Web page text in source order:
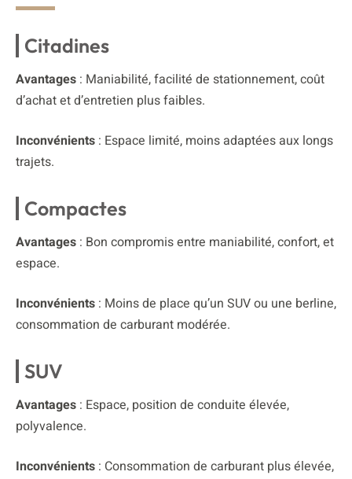
Citadines
Avantages : Maniabilité, facilité de stationnement, coût
d’achat et d’entretien plus faibles.
Inconvénients : Espace limité, moins adaptées aux longs
trajets.
Compactes
Avantages : Bon compromis entre maniabilité, confort, et
espace.
Inconvénients : Moins de place qu’un SUV ou une berline,
consommation de carburant modérée.
SUV
Avantages : Espace, position de conduite élevée,
polyvalence.
Inconvénients : Consommation de carburant plus élevée,